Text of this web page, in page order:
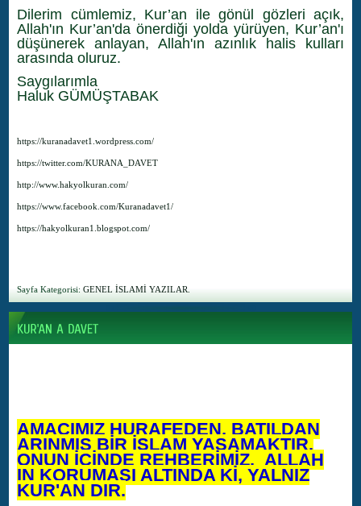
AMACIMIZ HURAFEDEN, BATILDAN
ARINMIŞ BİR İSLAM YAŞAMAKTIR.
ONUN İÇİNDE REHBERİMİZ, ALLAH
IN KORUMASI ALTINDA Kİ, YALNIZ
KUR'AN DIR.
Dilerim cümlemiz, Kur’an ile gönül gözleri açık,
Allah'ın Kur’an'da önerdiği yolda yürüyen, Kur’an'ı
düşünerek anlayan, Allah'ın azınlık halis kulları
arasında oluruz.
Saygılarımla
Haluk GÜMÜŞTABAK
https://kuranadavet1.wordpress.com/
https://twitter.com/KURANA_DAVET
http://www.hakyolkuran.com/
https://www.facebook.com/Kuranadavet1/
https://hakyolkuran1.blogspot.com/
Sayfa Kategorisi: GENEL İSLAMİ YAZILAR.